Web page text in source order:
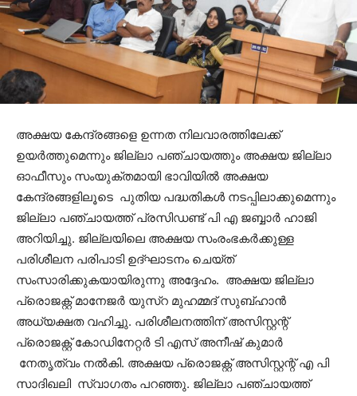
അക്ഷയ കേന്ദ്രങ്ങളെ ഉന്നത നിലവാരത്തിലേക്ക്
ഉയര്‍ത്തുമെന്നും ജില്ലാ പഞ്ചായത്തും അക്ഷയ ജില്ലാ
ഓഫീസും സംയുക്തമായി ഭാവിയില്‍ അക്ഷയ
കേന്ദ്രങ്ങളിലൂടെ പുതിയ പദ്ധതികള്‍ നടപ്പിലാക്കുമെന്നും
ജില്ലാ പഞ്ചായത്ത് പ്രസിഡണ്ട് പി എ ജബ്ബാര്‍ ഹാജി
അറിയിച്ചു. ജില്ലയിലെ അക്ഷയ സംരംഭകര്‍ക്കുള്ള
പരിശീലന പരിപാടി ഉദ്ഘാടനം ചെയ്ത്
സംസാരിക്കുകയായിരുന്നു അദ്ദേഹം. അക്ഷയ ജില്ലാ
പ്രൊജക്റ്റ് മാനേജര്‍ യുസ്റ മുഹമ്മദ് സുബ്ഹാന്‍
അധ്യക്ഷത വഹിച്ചു. പരിശീലനത്തിന് അസിസ്റ്റന്റ്
പ്രൊജക്റ്റ് കോഡിനേറ്റര്‍ ടി എസ് അനീഷ് കുമാര്‍
നേതൃത്വം നല്‍കി. അക്ഷയ പ്രൊജക്റ്റ് അസിസ്റ്റന്റ് എ പി
സാദിഖലി സ്വാഗതം പറഞ്ഞു. ജില്ലാ പഞ്ചായത്ത്